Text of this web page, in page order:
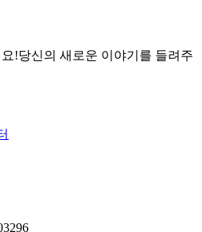
!당신의 새로운 이야기를 들려주